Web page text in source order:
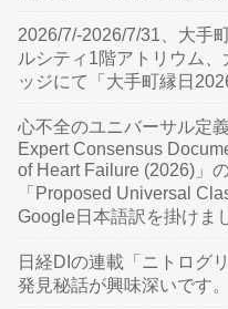
2026/7/-2026/7/31、大手
ルシティ1階アトリウム
ッジにて「大手町縁日
心不全のユニバーサル定
Expert Consensus
of Heart Failure (2026)」
「Proposed Universal
Google日本語訳を掛けま
日経DIの連載「ニトログ
発見秘話が興味深いです。